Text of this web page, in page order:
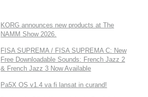
KORG announces new products at The
NAMM Show 2026.
FISA SUPREMA / FISA SUPREMA C: New
Free Downloadable Sounds: French Jazz 2
& French Jazz 3 Now Available
Pa5X OS v1.4 va fi lansat in curand!